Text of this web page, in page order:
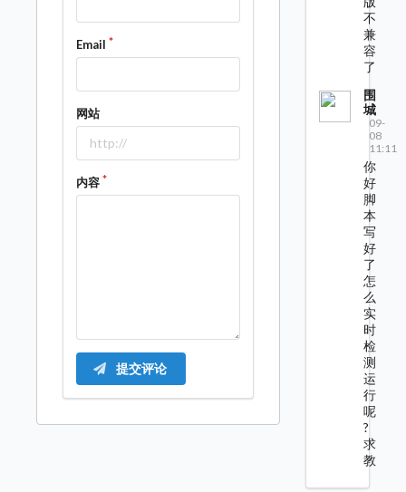
Email
网站
内容
提交评论
不
兼
容
了
围
城
09-
08
11:11
你
好
脚
本
写
好
了
怎
么
实
时
检
测
运
行
呢
?
求
教